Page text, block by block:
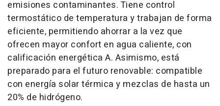
emisiones contaminantes. Tiene control
termostático de temperatura y trabajan de forma
eficiente, permitiendo ahorrar a la vez que
ofrecen mayor confort en agua caliente, con
calificación energética A. Asimismo, está
preparado para el futuro renovable: compatible
con energía solar térmica y mezclas de hasta un
20% de hidrógeno.